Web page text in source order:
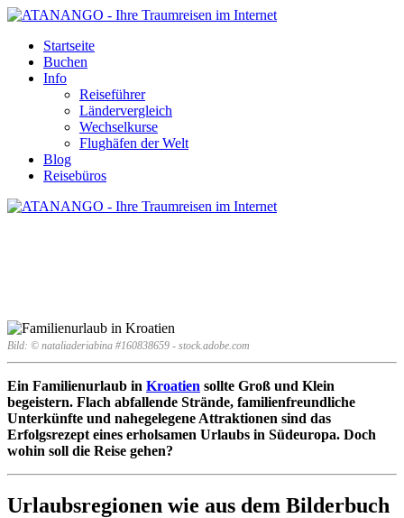
Startseite
Buchen
Info
Reiseführer
Ländervergleich
Wechselkurse
Flughäfen der Welt
Blog
Reisebüros
Bild: © nataliaderiabina #160838659 - stock.adobe.com
Ein Familienurlaub in Kroatien sollte Groß und Klein
begeistern. Flach abfallende Strände, familienfreundliche
Unterkünfte und nahegelegene Attraktionen sind das
Erfolgsrezept eines erholsamen Urlaubs in Südeuropa. Doch
wohin soll die Reise gehen?
Urlaubsregionen wie aus dem Bilderbuch